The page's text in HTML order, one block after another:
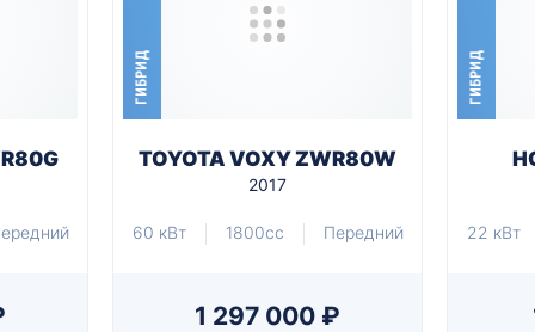
ГИБРИД
TOYOTA VOXY ZWR80W
2017
60 кВт 1800cc Передний
1 297 000 ₽
ГИБРИД
22 кВт